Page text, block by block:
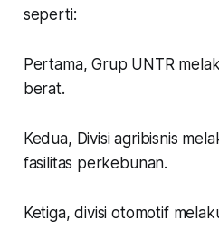
seperti:
Pertama, Grup UNTR
berat.
Kedua, Divisi agribisnis
fasilitas perkebunan.
Ketiga, divisi otomotif